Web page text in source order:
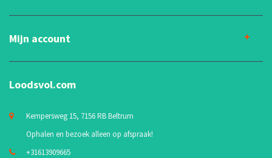
Mijn account
Loodsvol.com
Kempersweg 15, 7156 RB Beltrum
Ophalen en bezoek alleen op afspraak!
+31613909665